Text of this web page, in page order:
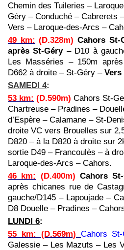
Chemin des Tuileries –
Géry – Conduché – Cabrerets
Vers – Laroque-des-Arcs –
49 km: (D.328m)Cahors St-
après St-Géry – D10 à
Les Masséries – 150m
D662 à droite – St-Géry – Vers
SAMEDI 4:
53 km: (D.590m) Cahors St-
Chartreuse – Pradines –
d’Espère – Calamane – St-
droite VC vers Brouelles sur
D820 – à la D820 à droite sur
sortie D49 – Francoulès – à
Laroque-des-Arcs – Cahors.
46 km: (D.400m) Cahors
après chicanes rue de
gauche/D145 – Lapoujade –
D8 Douelle – Pradines –
LUNDI 6:
55 km: (D.569m) Cahors
Galessie – Les Mazuts – Les